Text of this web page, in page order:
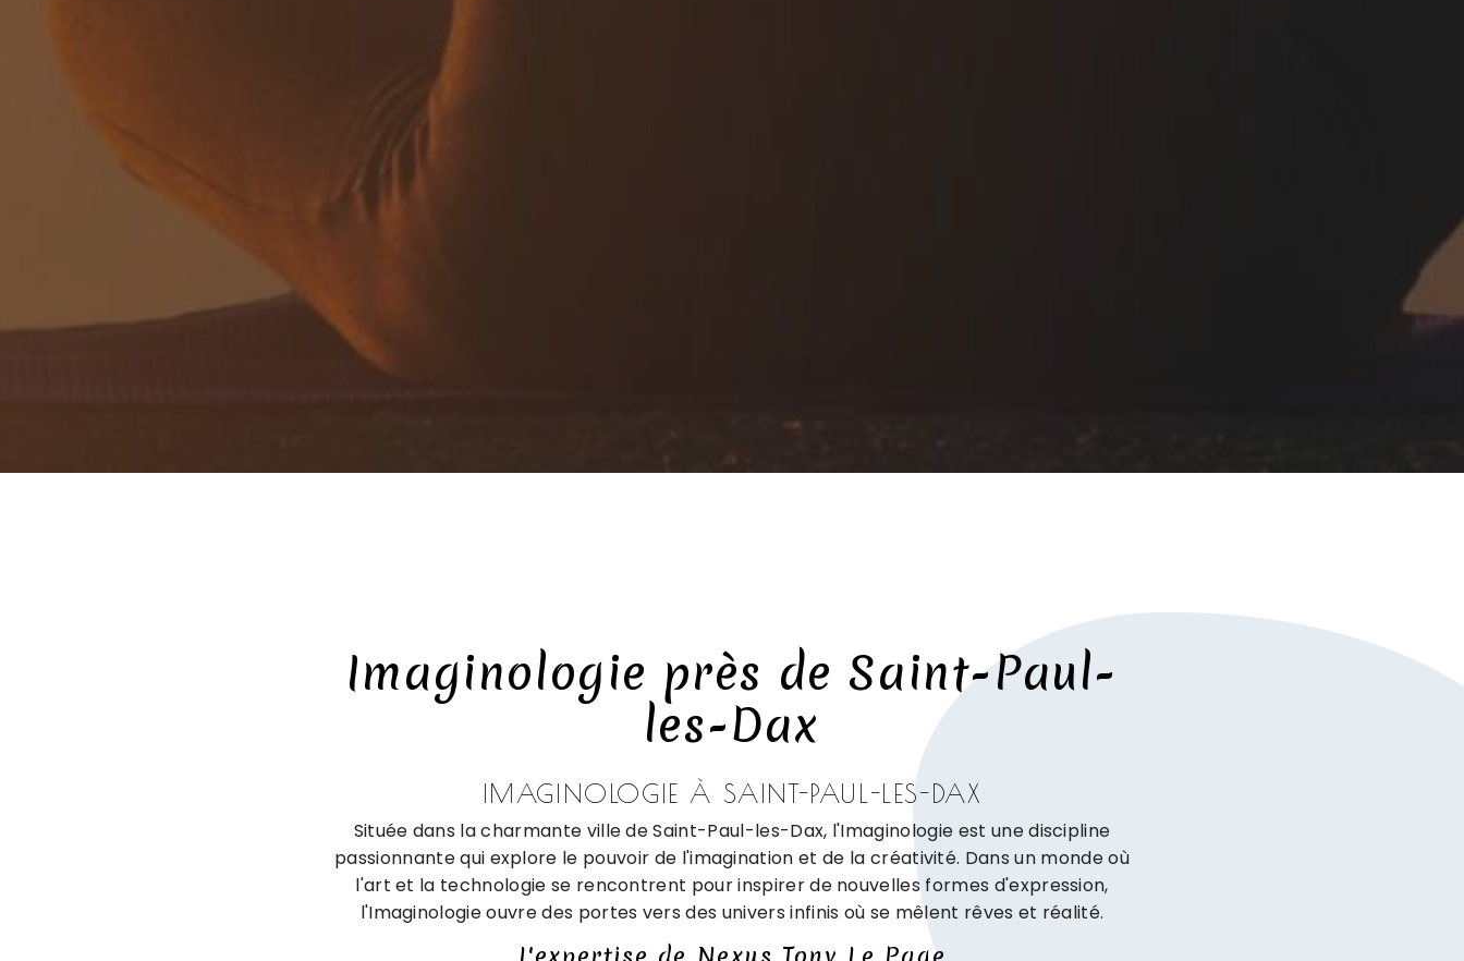
Imaginologie près de Saint-Paul-
les-Dax
IMAGINOLOGIE À SAINT-PAUL-LES-DAX
Située dans la charmante ville de Saint-Paul-les-Dax, l'Imaginologie est une discipline
passionnante qui explore le pouvoir de l'imagination et de la créativité. Dans un monde où
l'art et la technologie se rencontrent pour inspirer de nouvelles formes d'expression,
l'Imaginologie ouvre des portes vers des univers infinis où se mêlent rêves et réalité.